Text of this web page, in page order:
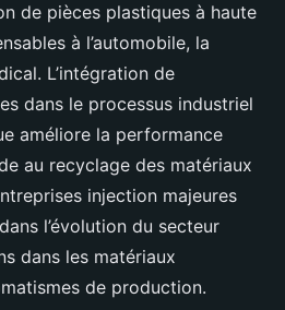
de pièces plastiques à haute
à l’automobile, la
L’intégration de
dans le processus industriel
améliore la performance
au recyclage des matériaux
injection majeures
l’évolution du secteur
dans les matériaux
de production.